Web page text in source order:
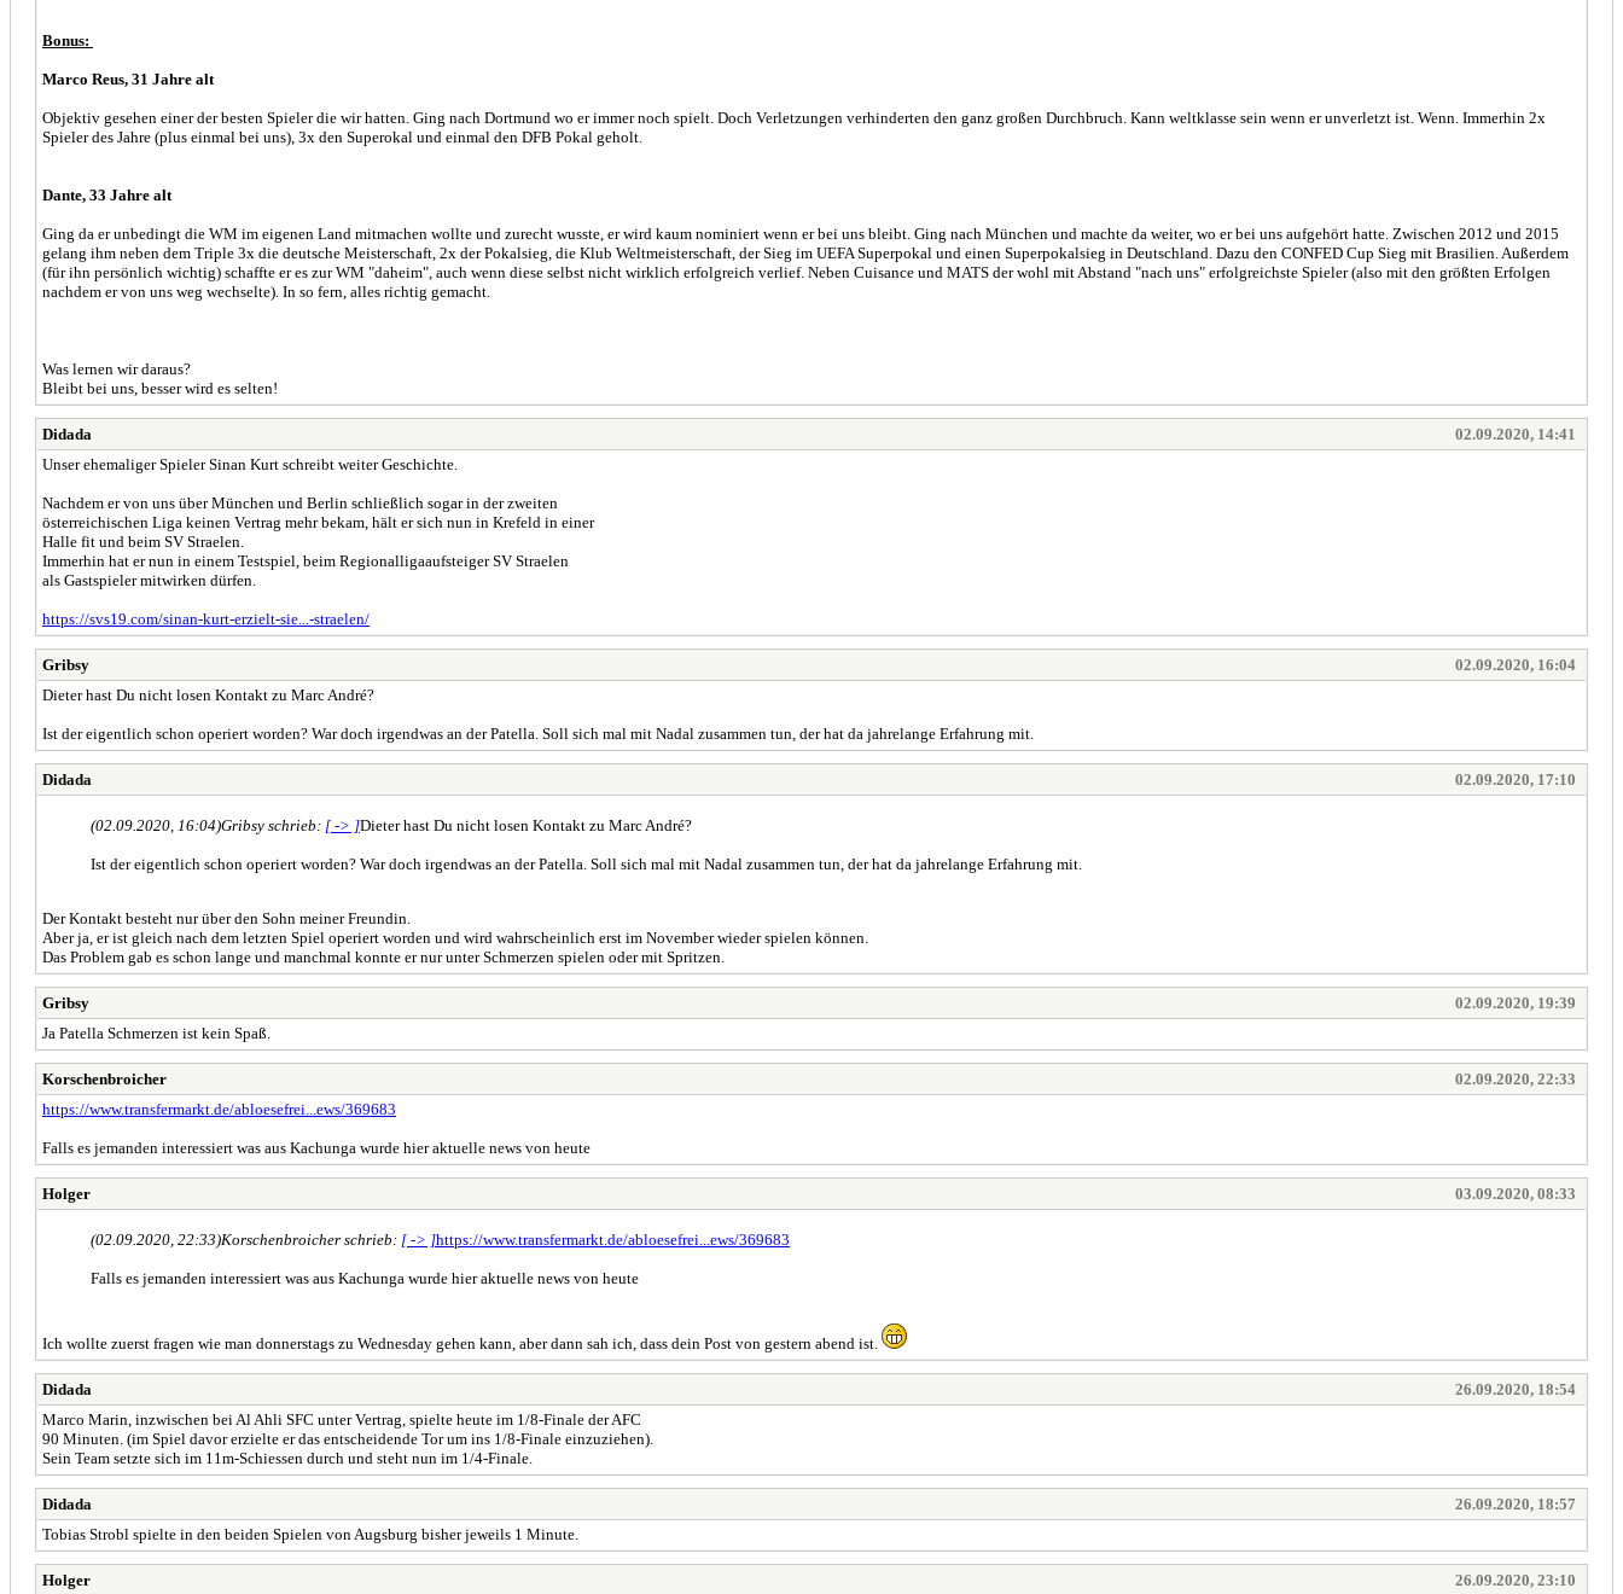
Bonus:
Marco Reus, 31 Jahre alt
Objektiv gesehen einer der besten Spieler die wir hatten. Ging nach Dortmund wo er immer noch spielt. Doch Verletzungen verhinderten den ganz großen Durchbruch. Kann weltklasse sein wenn er unverletzt ist. Wenn. Immerhin 2x
Spieler des Jahre (plus einmal bei uns), 3x den Superokal und einmal den DFB Pokal geholt.
Dante, 33 Jahre alt
Ging da er unbedingt die WM im eigenen Land mitmachen wollte und zurecht wusste, er wird kaum nominiert wenn er bei uns bleibt. Ging nach München und machte da weiter, wo er bei uns aufgehört hatte. Zwischen 2012 und 2015
gelang ihm neben dem Triple 3x die deutsche Meisterschaft, 2x der Pokalsieg, die Klub Weltmeisterschaft, der Sieg im UEFA Superpokal und einen Superpokalsieg in Deutschland. Dazu den CONFED Cup Sieg mit Brasilien. Außerdem
(für ihn persönlich wichtig) schaffte er es zur WM "daheim", auch wenn diese selbst nicht wirklich erfolgreich verlief. Neben Cuisance und MATS der wohl mit Abstand "nach uns" erfolgreichste Spieler (also mit den größten Erfolgen
nachdem er von uns weg wechselte). In so fern, alles richtig gemacht.
Was lernen wir daraus?
Bleibt bei uns, besser wird es selten!
Didada
02.09.2020, 14:41
Unser ehemaliger Spieler Sinan Kurt schreibt weiter Geschichte.
Nachdem er von uns über München und Berlin schließlich sogar in der zweiten
österreichischen Liga keinen Vertrag mehr bekam, hält er sich nun in Krefeld in einer
Halle fit und beim SV Straelen.
Immerhin hat er nun in einem Testspiel, beim Regionalligaaufsteiger SV Straelen
als Gastspieler mitwirken dürfen.
https://svs19.com/sinan-kurt-erzielt-sie...-straelen/
Gribsy
02.09.2020, 16:04
Dieter hast Du nicht losen Kontakt zu Marc André?
Ist der eigentlich schon operiert worden? War doch irgendwas an der Patella. Soll sich mal mit Nadal zusammen tun, der hat da jahrelange Erfahrung mit.
Didada 02.09.2020, 17:10
(02.09.2020, 16:04)Gribsy schrieb: [ -> ]Dieter hast Du nicht losen Kontakt zu Marc André?
Ist der eigentlich schon operiert worden? War doch irgendwas an der Patella. Soll sich mal mit Nadal zusammen tun, der hat da jahrelange Erfahrung mit.
Der Kontakt besteht nur über den Sohn meiner Freundin.
Aber ja, er ist gleich nach dem letzten Spiel operiert worden und wird wahrscheinlich erst im November wieder spielen können.
Das Problem gab es schon lange und manchmal konnte er nur unter Schmerzen spielen oder mit Spritzen.
Gribsy
02.09.2020, 19:39
Ja Patella Schmerzen ist kein Spaß.
Korschenbroicher
02.09.2020, 22:33
https://www.transfermarkt.de/abloesefrei...ews/369683
Falls es jemanden interessiert was aus Kachunga wurde hier aktuelle news von heute
Holger 03.09.2020, 08:33
(02.09.2020, 22:33)Korschenbroicher schrieb: [ -> ]https://www.transfermarkt.de/abloesefrei...ews/369683
Falls es jemanden interessiert was aus Kachunga wurde hier aktuelle news von heute
Ich wollte zuerst fragen wie man donnerstags zu Wednesday gehen kann, aber dann sah ich, dass dein Post von gestern abend ist.
Didada
26.09.2020, 18:54
Marco Marin, inzwischen bei Al Ahli SFC unter Vertrag, spielte heute im 1/8-Finale der AFC
90 Minuten. (im Spiel davor erzielte er das entscheidende Tor um ins 1/8-Finale einzuziehen).
Sein Team setzte sich im 11m-Schiessen durch und steht nun im 1/4-Finale.
Didada
26.09.2020, 18:57
Tobias Strobl spielte in den beiden Spielen von Augsburg bisher jeweils 1 Minute.
Holger 26.09.2020, 23:10